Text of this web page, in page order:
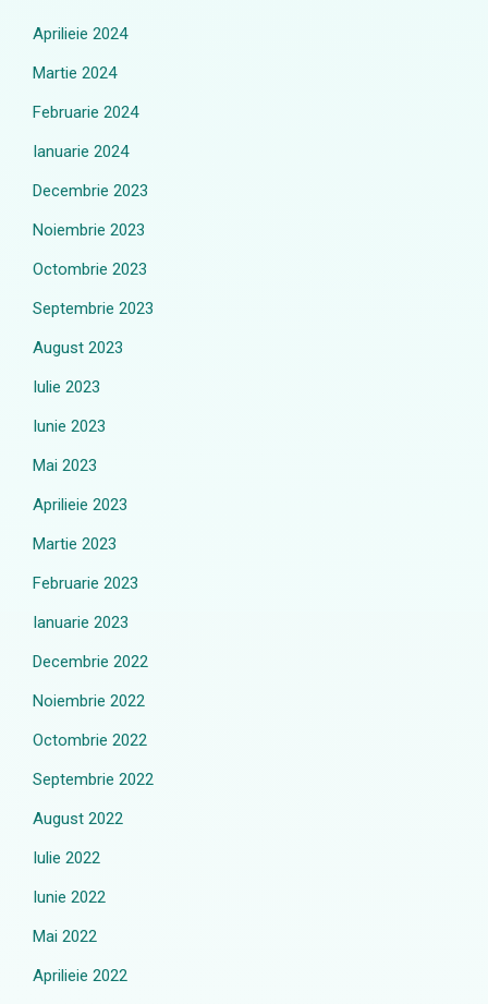
Aprilieie 2024
Martie 2024
Februarie 2024
Ianuarie 2024
Decembrie 2023
Noiembrie 2023
Octombrie 2023
Septembrie 2023
August 2023
Iulie 2023
Iunie 2023
Mai 2023
Aprilieie 2023
Martie 2023
Februarie 2023
Ianuarie 2023
Decembrie 2022
Noiembrie 2022
Octombrie 2022
Septembrie 2022
August 2022
Iulie 2022
Iunie 2022
Mai 2022
Aprilieie 2022